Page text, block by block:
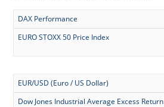
DAX Performance
EURO STOXX 50 Price Index
EUR/USD (Euro / US Dollar)
Dow Jones Industrial Average Excess Return